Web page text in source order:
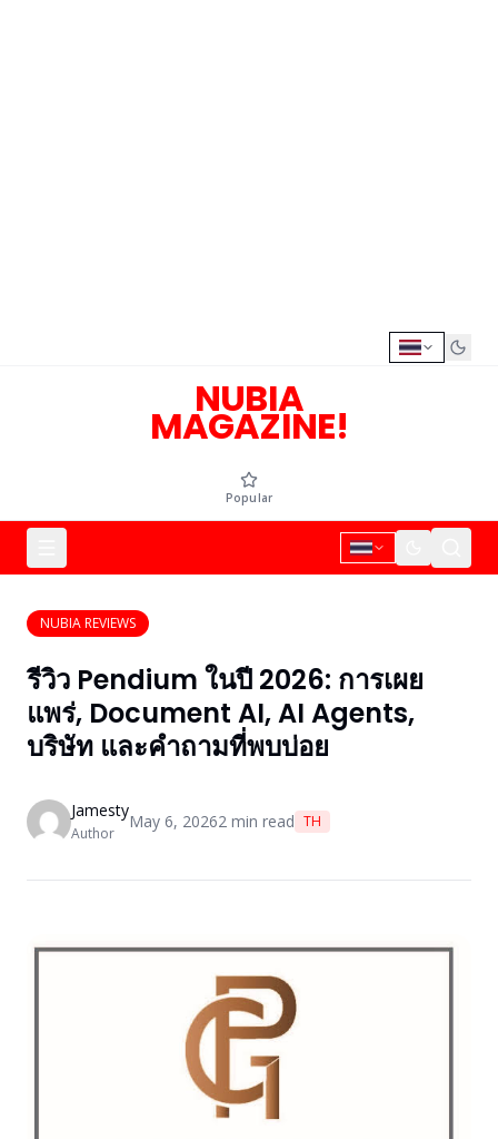
NUBIA
MAGAZINE!
Popular
NUBIA REVIEWS
รีวิว Pendium ในปี 2026: การเผย
แพร่, Document AI, AI Agents,
บริษัท และคำถามที่พบบ่อย
Jamesty
Author
May 6, 20262 min read TH